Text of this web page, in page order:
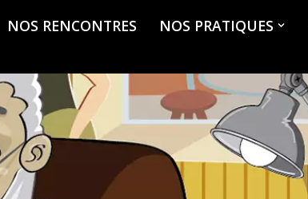
NOS RENCONTRES NOS PRATIQUES